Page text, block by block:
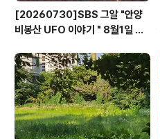
[20260730]SBS 그알 "안양
비봉산 UFO 이야기 " 8월1일 방